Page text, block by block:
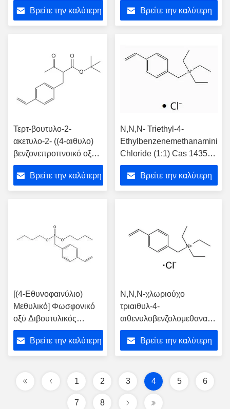
Βρείτε την καλύτερη Βρείτε την καλύτερη
Τερτ-βουτυλο-2-
ακετυλο-2- ((4-αιθυλο)
βενζονεπροπνοικό οξύ
Cas 1337990-54-1
Βρείτε την καλύτερη
N,N,N- Triethyl-4-
Ethylbenzenemethanaminium
Chloride (1:1) Cas 14350-
43-7
Βρείτε την καλύτερη
[(4-Εθυνοφαινύλιο)
Μεθυλικό] Φωσφονικό
οξύ Διβουτυλικός
Εσθέρας Cas 762293-
74-3
Βρείτε την καλύτερη
Ν,Ν,Ν-χλωριούχο
τριαιθυλ-4-
αιθενυλοβενζολομεθαναμίνιο
(1:1) CAS 14350-43-7
Βρείτε την καλύτερη
1 2 3 4 5 6
7 8